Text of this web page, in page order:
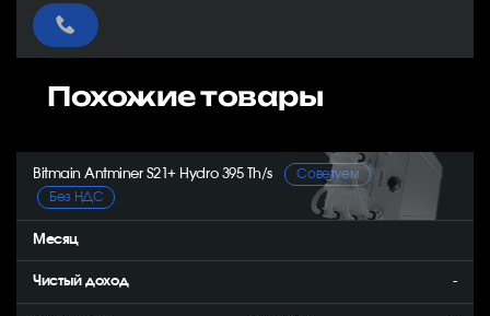
Похожие товары
Bitmain Antminer S21+ Hydro 395 Th/s
Советуем
Без НДС
-